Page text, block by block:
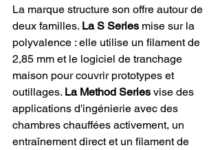
La marque structure son offre autour de
deux familles. La S Series mise sur la
polyvalence : elle utilise un filament de
2,85 mm et le logiciel de tranchage
maison pour couvrir prototypes et
outillages. La Method Series vise des
applications d'ingénierie avec des
chambres chauffées activement, un
entraînement direct et un filament de